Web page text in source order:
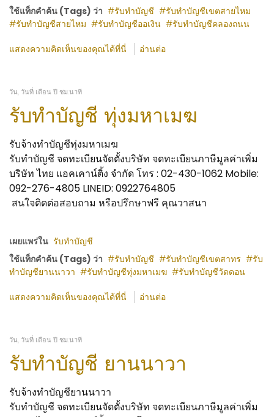
ใช้แท็กคำค้น (Tags) ว่า
รับทำบัญชี
รับทำบัญชีเขตสายไหม
รับทำบัญชีสายไหม
รับทำบัญชีออเงิน รับทำบัญชีคลองถนน
แสดงความคิดเห็นของคุณได้ที่นี่ อ่านต่อ
วัน, วันที่ เดือน ปี ชม:นาที
รับทำบัญชี ทุ่งมหาเมฆ
รับจ้างทำบัญชีทุ่งมหาเมฆ
รับทำบัญชี จดทะเบียนจัดตั้งบริษัท จดทะเบียนภาษีมูลค่าเพิ่ม
บริษัท ไทย แอคเคาน์ติ้ง จำกัด โทร : 02-430-1062 Mobile:
092-276-4805 LINEID: 0922764805
สนใจติดต่อสอบถาม หรือปรึกษาฟรี คุณวาสนา
เผยแพร่ใน รับทำบัญชี
ใช้แท็กคำค้น (Tags) ว่า
รับทำบัญชี รับทำบัญชีเขตสาทร
รับ
ทำบัญชียานนาวา
รับทำบัญชีทุ่งมหาเมฆ รับทำบัญชีวัดดอน
แสดงความคิดเห็นของคุณได้ที่นี่ อ่านต่อ
วัน, วันที่ เดือน ปี ชม:นาที
รับทำบัญชี ยานนาวา
รับจ้างทำบัญชียานนาวา
รับทำบัญชี จดทะเบียนจัดตั้งบริษัท จดทะเบียนภาษีมูลค่าเพิ่ม